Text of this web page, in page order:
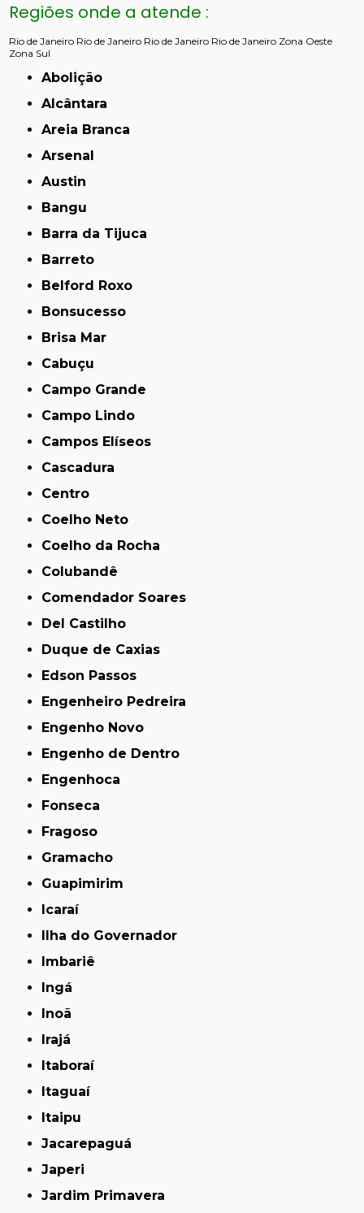
Regiões onde a atende :
Rio de Janeiro Rio de Janeiro Rio de Janeiro Rio de Janeiro Zona Oeste
Zona Sul
Abolição
Alcântara
Areia Branca
Arsenal
Austin
Bangu
Barra da Tijuca
Barreto
Belford Roxo
Bonsucesso
Brisa Mar
Cabuçu
Campo Grande
Campo Lindo
Campos Elíseos
Cascadura
Centro
Coelho Neto
Coelho da Rocha
Colubandê
Comendador Soares
Del Castilho
Duque de Caxias
Edson Passos
Engenheiro Pedreira
Engenho Novo
Engenho de Dentro
Engenhoca
Fonseca
Fragoso
Gramacho
Guapimirim
Icaraí
Ilha do Governador
Imbariê
Ingá
Inoã
Irajá
Itaboraí
Itaguaí
Itaipu
Jacarepaguá
Japeri
Jardim Primavera